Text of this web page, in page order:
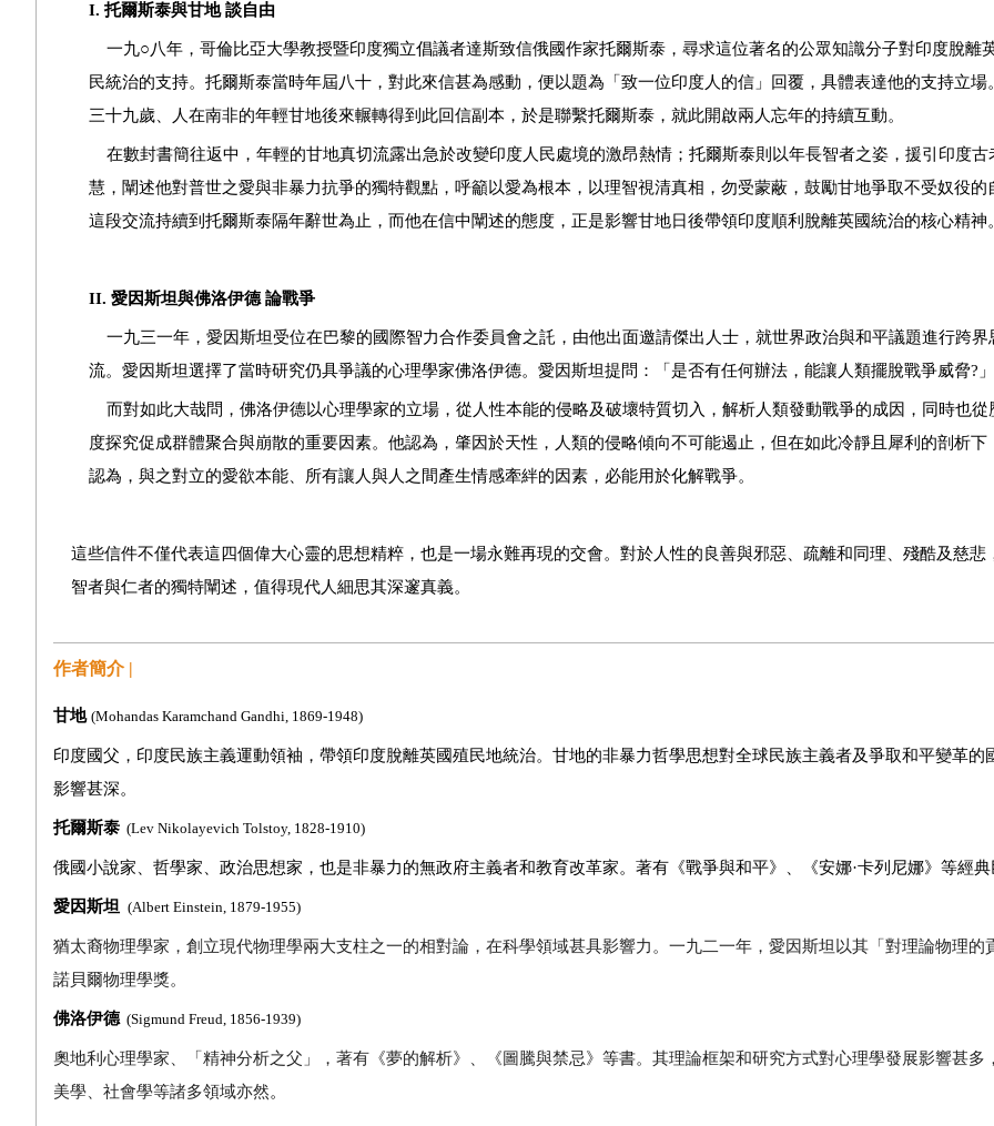
I. 托爾斯泰與甘地 談自由
一九○八年，哥倫比亞大學教授暨印度獨立倡議者達斯致信俄國作家托爾斯泰，尋求這位著名的公眾知識分子對印度脫離
民統治的支持。托爾斯泰當時年屆八十，對此來信甚為感動，便以題為「致一位印度人的信」回覆，具體表達他的支持立場
三十九歲、人在南非的年輕甘地後來輾轉得到此回信副本，於是聯繫托爾斯泰，就此開啟兩人忘年的持續互動。
在數封書簡往返中，年輕的甘地真切流露出急於改變印度人民處境的激昂熱情；托爾斯泰則以年長智者之姿，援引印度古
慧，闡述他對普世之愛與非暴力抗爭的獨特觀點，呼籲以愛為根本，以理智視清真相，勿受蒙蔽，鼓勵甘地爭取不受奴役的
這段交流持續到托爾斯泰隔年辭世為止，而他在信中闡述的態度，正是影響甘地日後帶領印度順利脫離英國統治的核心精神
II. 愛因斯坦與佛洛伊德 論戰爭
一九三一年，愛因斯坦受位在巴黎的國際智力合作委員會之託，由他出面邀請傑出人士，就世界政治與和平議題進行跨界
流。愛因斯坦選擇了當時研究仍具爭議的心理學家佛洛伊德。愛因斯坦提問：「是否有任何辦法，能讓人類擺脫戰爭威脅?
而對如此大哉問，佛洛伊德以心理學家的立場，從人性本能的侵略及破壞特質切入，解析人類發動戰爭的成因，同時也從
度探究促成群體聚合與崩散的重要因素。他認為，肇因於天性，人類的侵略傾向不可能遏止，但在如此冷靜且犀利的剖析下
認為，與之對立的愛欲本能、所有讓人與人之間產生情感牽絆的因素，必能用於化解戰爭。
這些信件不僅代表這四個偉大心靈的思想精粹，也是一場永難再現的交會。對於人性的良善與邪惡、疏離和同理、殘酷及慈悲
智者與仁者的獨特闡述，值得現代人細思其深邃真義。
作者簡介 |
甘地 (Mohandas Karamchand Gandhi, 1869-1948)
印度國父，印度民族主義運動領袖，帶領印度脫離英國殖民地統治。甘地的非暴力哲學思想對全球民族主義者及爭取和平變革的
影響甚深。
托爾斯泰 (Lev Nikolayevich Tolstoy, 1828-1910)
俄國小說家、哲學家、政治思想家，也是非暴力的無政府主義者和教育改革家。著有《戰爭與和平》、《安娜·卡列尼娜》等經
愛因斯坦 (Albert Einstein, 1879-1955)
猶太裔物理學家，創立現代物理學兩大支柱之一的相對論，在科學領域甚具影響力。一九二一年，愛因斯坦以其「對理論物理的
諾貝爾物理學獎。
佛洛伊德(Sigmund Freud, 1856-1939)
奧地利心理學家、「精神分析之父」，著有《夢的解析》、《圖騰與禁忌》等書。其理論框架和研究方式對心理學發展影響甚多
美學、社會學等諸多領域亦然。